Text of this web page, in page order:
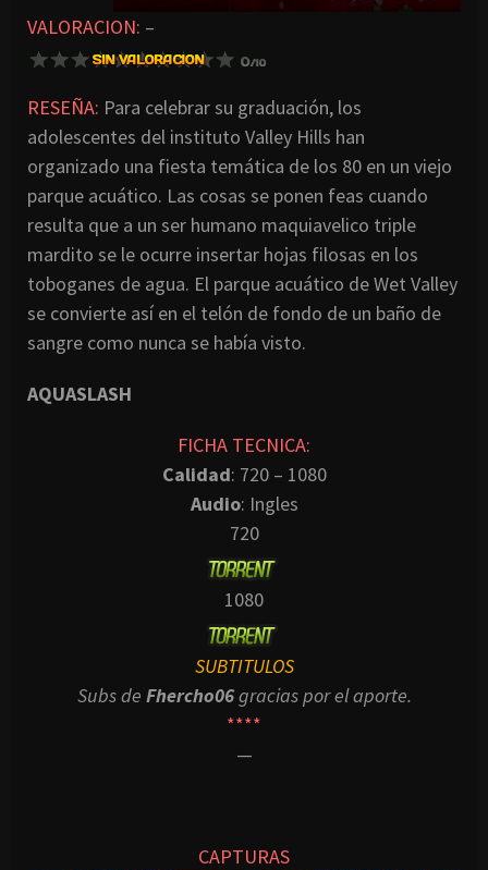
VALORACION: –
RESEÑA: Para celebrar su graduación, los
adolescentes del instituto Valley Hills han
organizado una fiesta temática de los 80 en un viejo
parque acuático. Las cosas se ponen feas cuando
resulta que a un ser humano maquiavelico triple
mardito se le ocurre insertar hojas filosas en los
toboganes de agua. El parque acuático de Wet Valley
se convierte así en el telón de fondo de un baño de
sangre como nunca se había visto.
AQUASLASH
FICHA TECNICA:
Calidad: 720 – 1080
Audio: Ingles
720
1080
SUBTITULOS
Subs de Fhercho06gracias por el aporte.
****
—
CAPTURAS